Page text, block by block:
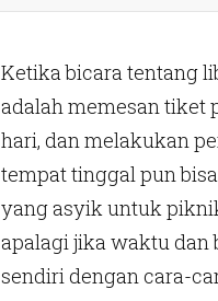
Ketika bicara tentang
adalah memesan tiket
hari, dan melakukan
tempat tinggal pun
yang asyik untuk
apalagi jika waktu dan
sendiri dengan cara-